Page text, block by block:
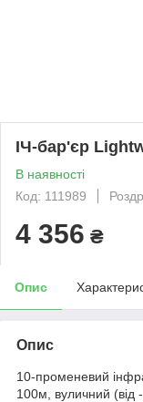
ІЧ-бар'єр
В наявності
Код: 111989
4 356 ₴
Опис
Опис
10-променевий
100м, вуличний (від